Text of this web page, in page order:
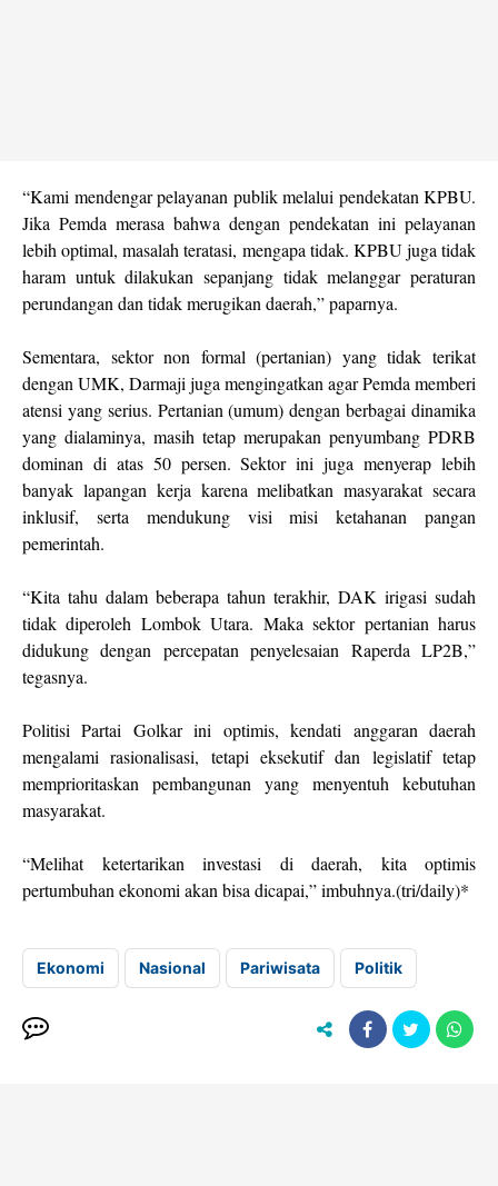
“Kami mendengar pelayanan publik melalui pendekatan KPBU.
Jika Pemda merasa bahwa dengan pendekatan ini pelayanan
lebih optimal, masalah teratasi, mengapa tidak. KPBU juga tidak
haram untuk dilakukan sepanjang tidak melanggar peraturan
perundangan dan tidak merugikan daerah,” paparnya.
Sementara, sektor non formal (pertanian) yang tidak terikat
dengan UMK, Darmaji juga mengingatkan agar Pemda memberi
atensi yang serius. Pertanian (umum) dengan berbagai dinamika
yang dialaminya, masih tetap merupakan penyumbang PDRB
dominan di atas 50 persen. Sektor ini juga menyerap lebih
banyak lapangan kerja karena melibatkan masyarakat secara
inklusif, serta mendukung visi misi ketahanan pangan
pemerintah.
“Kita tahu dalam beberapa tahun terakhir, DAK irigasi sudah
tidak diperoleh Lombok Utara. Maka sektor pertanian harus
didukung dengan percepatan penyelesaian Raperda LP2B,”
tegasnya.
Politisi Partai Golkar ini optimis, kendati anggaran daerah
mengalami rasionalisasi, tetapi eksekutif dan legislatif tetap
memprioritaskan pembangunan yang menyentuh kebutuhan
masyarakat.
“Melihat ketertarikan investasi di daerah, kita optimis
pertumbuhan ekonomi akan bisa dicapai,” imbuhnya.(tri/daily)*
Ekonomi Nasional Pariwisata Politik